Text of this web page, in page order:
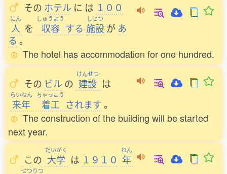
その ホテル に は １００
にん
人 を
しゅうよう
収容 する
しせつ
施設 が あ
る 。
The hotel has accommodation for one hundred.
その ビル の
けんせつ
建設 は
らいねん
来年
ちゃっこう
着工 されます。
The construction of the building will be started
next year.
この
だいがく
大学 は １９１０
ねん
年
せつりつ